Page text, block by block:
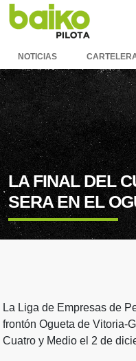
NOTICIAS
LA FINAL DEL
SERA EN EL
La Liga de Empresas de
frontón Ogueta de Vitoria-
Cuatro y Medio el 2 de